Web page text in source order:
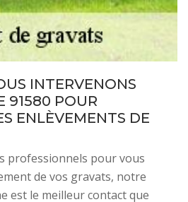
INTERVENONS
91580 POUR
ENLÈVEMENTS DE
professionnels pour vous
de vos gravats, notre
est le meilleur contact que